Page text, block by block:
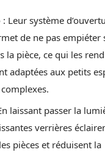
: Leur système
de ne pas empiéter
la pièce, ce qui les rend
adaptées aux petits
laissant passer la
verrières
pièces et réduisent la